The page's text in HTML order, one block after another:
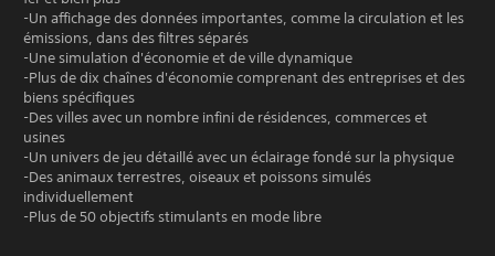
-Un affichage des données importantes, comme la circulation et les
émissions, dans des filtres séparés
-Une simulation d'économie et de ville dynamique
-Plus de dix chaînes d'économie comprenant des entreprises et des
biens spécifiques
-Des villes avec un nombre infini de résidences, commerces et
usines
-Un univers de jeu détaillé avec un éclairage fondé sur la physique
-Des animaux terrestres, oiseaux et poissons simulés
individuellement
-Plus de 50 objectifs stimulants en mode libre